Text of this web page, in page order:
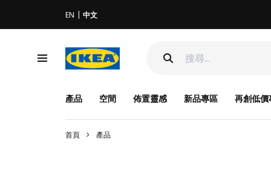
EN 中文
產品 空間 佈置靈感 新品專區 再創低價
首頁 產品